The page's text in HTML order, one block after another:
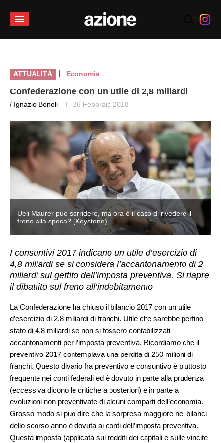
ATTUALITÀ | Economia
Confederazione con un utile di 2,8 miliardi
/ Ignazio Bonoli 26 Febbraio 2018
Ueli Maurer può sorridere, ma ora è il caso di rivedere il
freno alla spesa? (Keystone)
I consuntivi 2017 indicano un utile d’esercizio di
4,8 miliardi se si considera l’accantonamento di 2
miliardi sul gettito dell’imposta preventiva. Si riapre
il dibattito sul freno all’indebitamento
La Confederazione ha chiuso il bilancio 2017 con un utile
d’esercizio di 2,8 miliardi di franchi. Utile che sarebbe perfino
stato di 4,8 miliardi se non si fossero contabilizzati
accantonamenti per l’imposta preventiva. Ricordiamo che il
preventivo 2017 contemplava una perdita di 250 milioni di
franchi. Questo divario fra preventivo e consuntivo è piuttosto
frequente nei conti federali ed è dovuto in parte alla prudenza
(eccessiva dicono le critiche a posteriori) e in parte a
evoluzioni non preventivate di alcuni comparti dell’economia.
Grosso modo si può dire che la sorpresa maggiore nei bilanci
dello scorso anno è dovuta ai conti dell’imposta preventiva.
Questa imposta (applicata sui redditi dei capitali e sulle vincite